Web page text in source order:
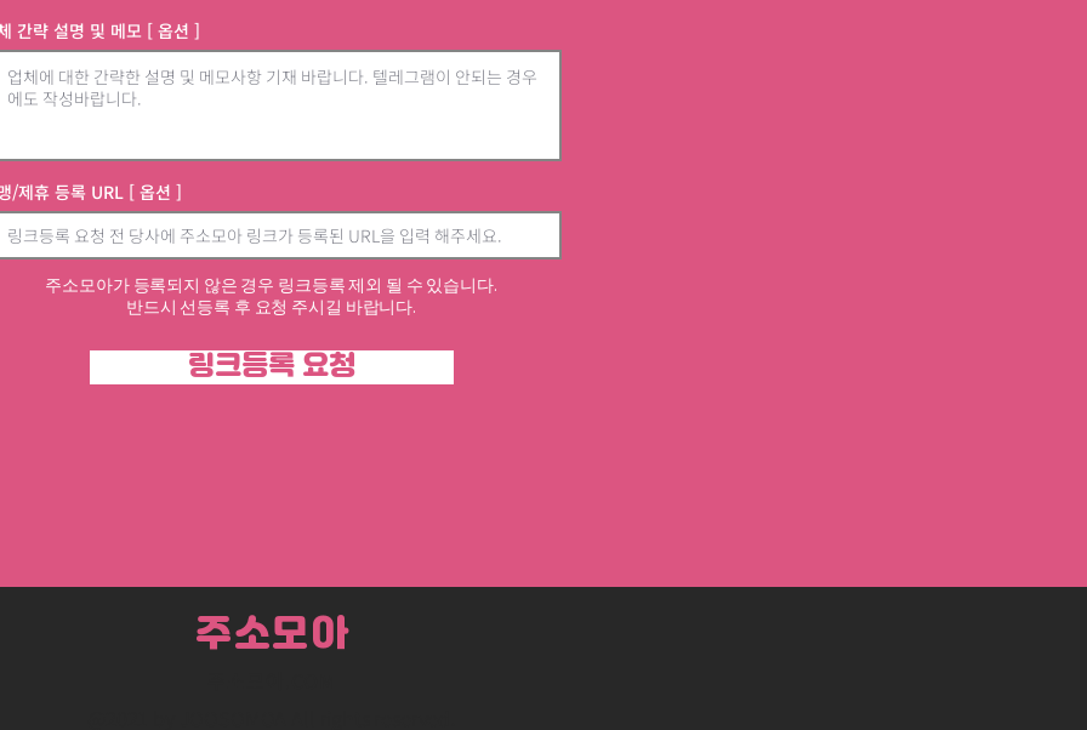
간략 설명 및 메모 [ 옵션 ]
/제휴 등록 URL [ 옵션 ]
주소모아가 등록되지 않은 경우 링크등록 제외 될 수 있습니다.
반드시 선등록 후 요청 주시길 바랍니다.
링크등록 요청
주소모아